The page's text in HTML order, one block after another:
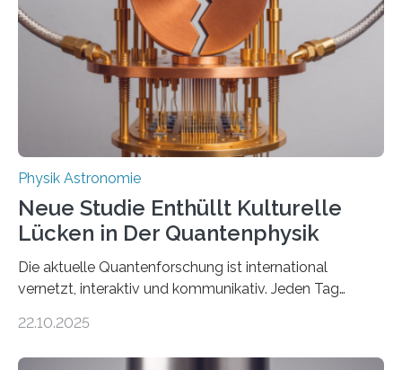
internationaler Partner der entscheidende Durchbruch:
Der lange diskutierte Thorium-Kernübergang wurde
gefunden. Kurz darauf konnte man zeigen, dass sich
Thorium tatsächlich nutzen lässt, um hochpräzise…
Physik Astronomie
Neue Studie Enthüllt Kulturelle
Lücken in Der Quantenphysik
Die aktuelle Quantenforschung ist international
vernetzt, interaktiv und kommunikativ. Jeden Tag
oft von Autor*innen, die eng zusammenarbeiten. Neue
22.10.2025